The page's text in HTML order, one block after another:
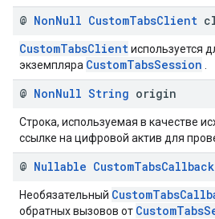
@ NonNull CustomTabsClient
CustomTabsClientиспользуется
экземпляра CustomTabsSession
@ NonNull String origin
Строка, используемая в качестве
ссылке на цифровой актив для
@ Nullable CustomTabsCallback
Необязательный
обратных вызовов от